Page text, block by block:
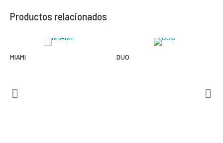
Productos relacionados
MIAMI DUO